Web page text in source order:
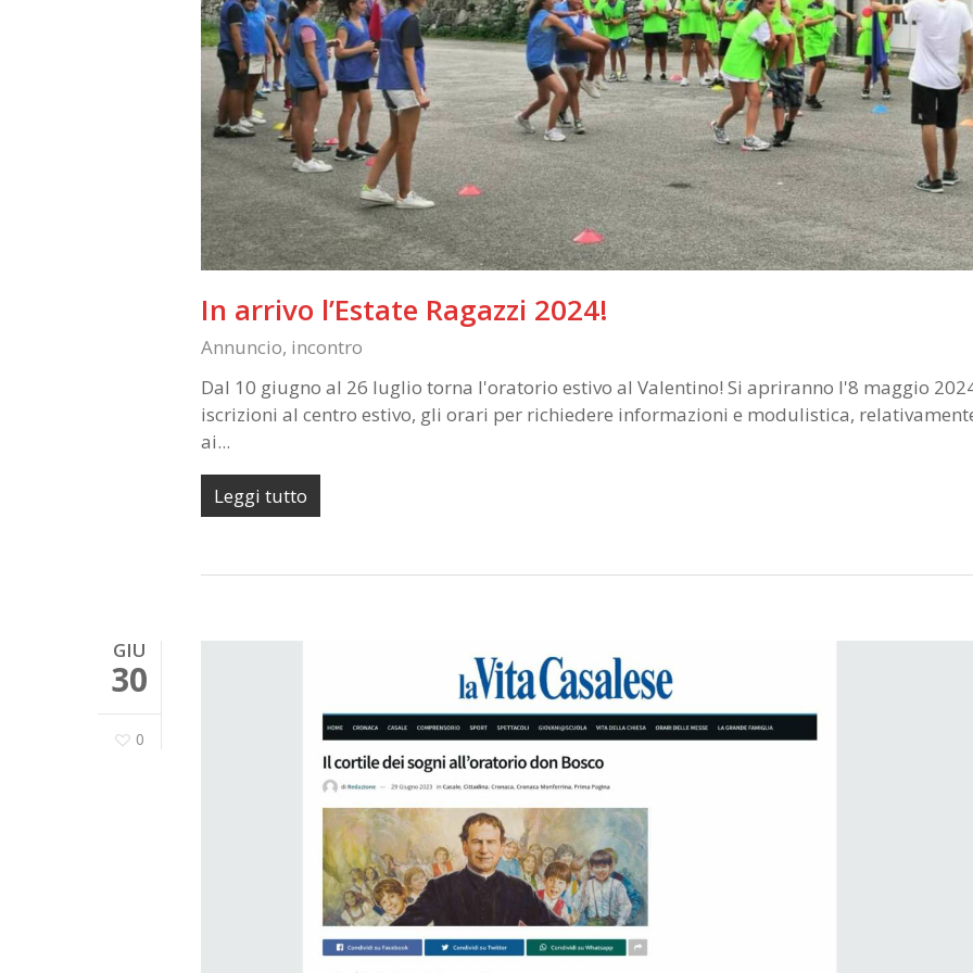
In arrivo l’Estate Ragazzi 2024!
Annuncio, incontro
Dal 10 giugno al 26 luglio torna l'oratorio estivo al Valentino! Si apriranno l'8 maggio
iscrizioni al centro estivo, gli orari per richiedere informazioni e modulistica,
ai...
Leggi tutto
GIU
30
0